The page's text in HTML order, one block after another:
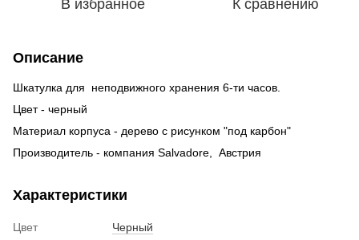
В избранное К сравнению
Описание
Шкатулка для неподвижного хранения 6-ти часов.
Цвет - черный
Материал корпуса - дерево с рисунком "под карбон"
Производитель - компания Salvadore, Австрия
Характеристики
Цвет
Черный